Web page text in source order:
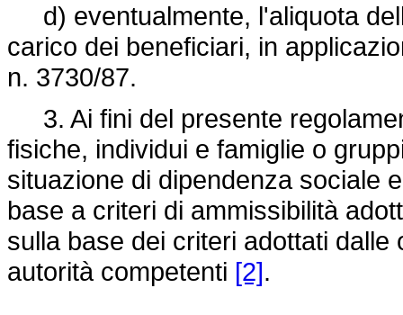
d) eventualmente, l'aliquota
carico dei beneficiari, in
n. 3730/87.
3. Ai fini del presente
fisiche, individui e famiglie o
situazione di dipendenza sociale
base a criteri di ammissibilità
sulla base dei criteri adottati
autorità competenti [2].